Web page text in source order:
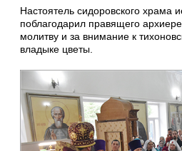
Настоятель сидоровского храма
поблагодарил правящего
молитву и за внимание к
владыке цветы.